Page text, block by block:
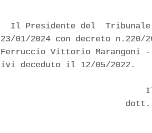
Il Presidente del
23/01/2024 con decreto
Ferruccio Vittorio Marangoni
ivi deceduto il 12/05/2022.